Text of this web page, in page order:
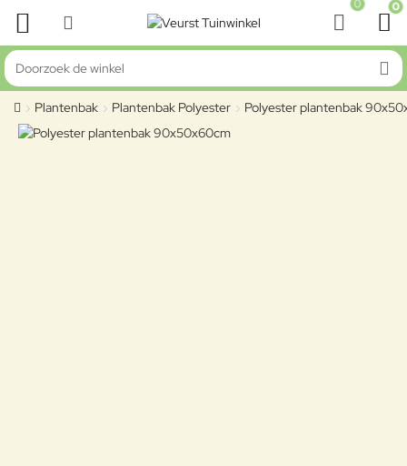
0 0
Doorzoek de winkel
home
Plantenbak Plantenbak Polyester Polyester plantenbak